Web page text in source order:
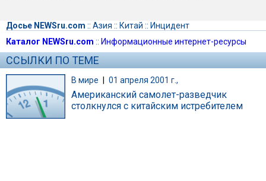
Досье NEWSru.com :: Азия :: Китай :: Инцидент
Каталог NEWSru.com :: Информационные интернет-ресурсы
ССЫЛКИ ПО ТЕМЕ
В мире 01 апреля 2001 г.,
Американский самолет-разведчик
столкнулся с китайским истребителем